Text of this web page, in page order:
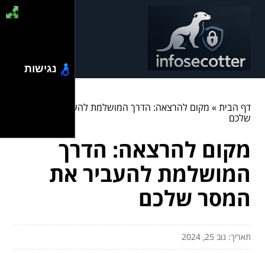
דף הבית» מקום להרצאה: הדרך המושלמת להעביר את המסר
שלכם
מקום להרצאה: הדרך
המושלמת להעביר את
המסר שלכם
תאריך: נוב 25, 2024
נגישות